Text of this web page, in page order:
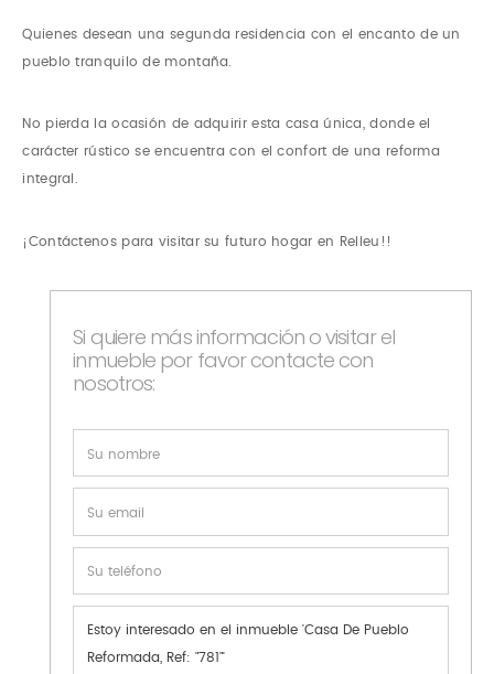
Quienes desean una segunda residencia con el encanto de un
pueblo tranquilo de montaña.
No pierda la ocasión de adquirir esta casa única, donde el
carácter rústico se encuentra con el confort de una reforma
integral.
¡Contáctenos para visitar su futuro hogar en Relleu!!
Si quiere más información o visitar el
inmueble por favor contacte con
nosotros: